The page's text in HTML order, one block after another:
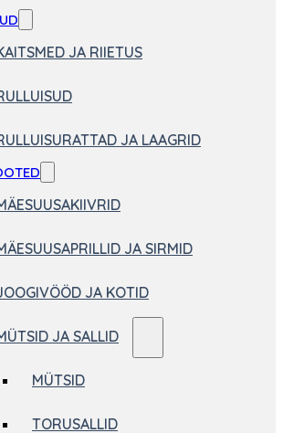
JA RIIETUS
JA LAAGRID
JA SIRMID
JA KOTID
JA SALLID
MÜTSID
TORUSALLID